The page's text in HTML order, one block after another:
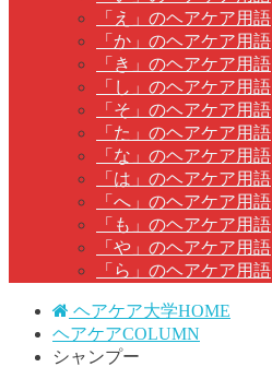
「え」のヘアケア用語
「か」のヘアケア用語
「き」のヘアケア用語
「し」のヘアケア用語
「そ」のヘアケア用語
「た」のヘアケア用語
「な」のヘアケア用語
「は」のヘアケア用語
「へ」のヘアケア用語
「も」のヘアケア用語
「や」のヘアケア用語
「ら」のヘアケア用語
ヘアケア大学HOME
ヘアケアCOLUMN
シャンプー